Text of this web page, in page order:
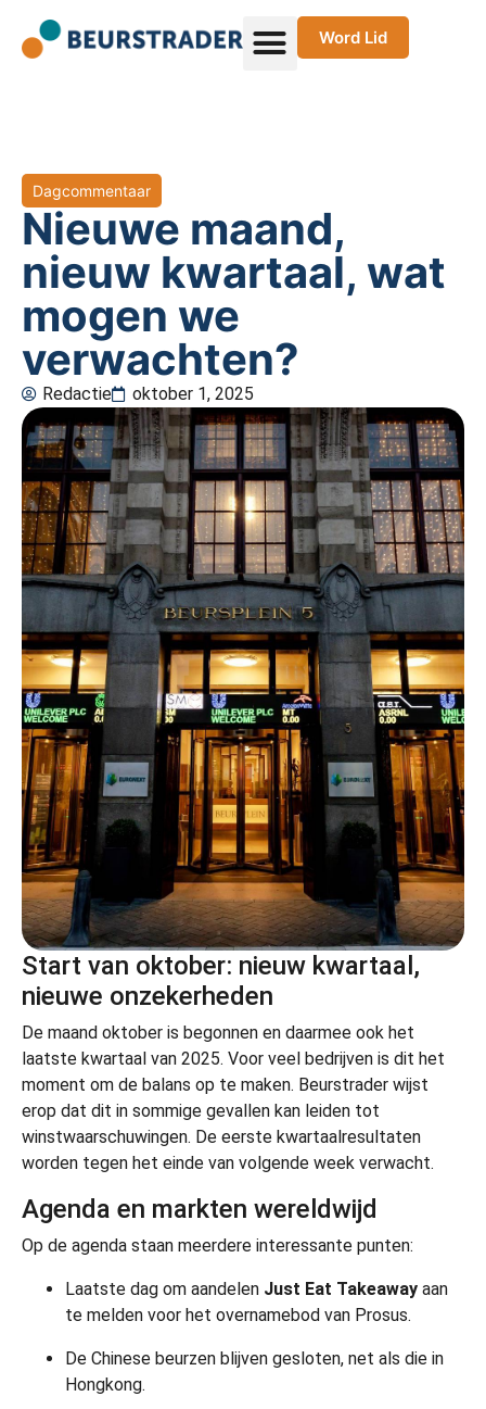
Word Lid
Dagcommentaar
Nieuwe maand,
nieuw kwartaal, wat
mogen we
verwachten?
Redactie oktober 1, 2025
Start van oktober: nieuw kwartaal,
nieuwe onzekerheden
De maand oktober is begonnen en daarmee ook het
laatste kwartaal van 2025. Voor veel bedrijven is dit het
moment om de balans op te maken. Beurstrader wijst
erop dat dit in sommige gevallen kan leiden tot
winstwaarschuwingen. De eerste kwartaalresultaten
worden tegen het einde van volgende week verwacht.
Agenda en markten wereldwijd
Op de agenda staan meerdere interessante punten:
Laatste dag om aandelen Just Eat Takeaway aan
te melden voor het overnamebod van Prosus.
De Chinese beurzen blijven gesloten, net als die in
Hongkong.